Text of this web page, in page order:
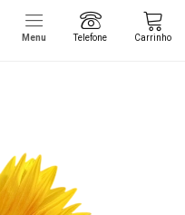
Menu Telefone Carrinho